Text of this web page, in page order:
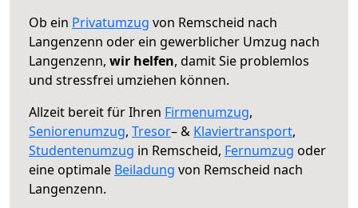
Ob ein Privatumzug von Remscheid nach
Langenzenn oder ein gewerblicher Umzug nach
Langenzenn, wir helfen, damit Sie problemlos
und stressfrei umziehen können.
Allzeit bereit für Ihren Firmenumzug,
Seniorenumzug, Tresor– & Klaviertransport,
Studentenumzug in Remscheid, Fernumzug oder
eine optimale Beiladung von Remscheid nach
Langenzenn.